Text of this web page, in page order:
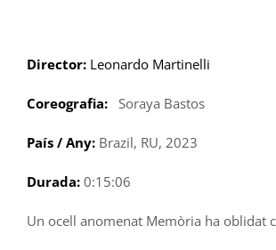
Director: Leonardo Martinelli
Coreografia: Soraya Bastos
País / Any: Brazil, RU, 2023
Durada: 0:15:06
Un ocell anomenat Memòria ha oblidat